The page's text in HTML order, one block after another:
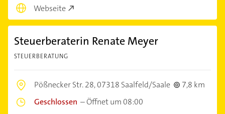
Webseite
Steuerberaterin Renate Meyer
STEUERBERATUNG
Pößnecker Str. 28,07318 Saalfeld/Saale
7,8 km
Geschlossen –Öffnet um 08:00